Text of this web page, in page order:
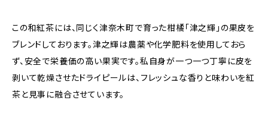
この和紅茶には、同じく津奈木町で育った柑橘「津之輝」の果皮を
ブレンドしております。津之輝は農薬や化学肥料を使用しておら
ず、安全で栄養価の高い果実です。私自身が一つ一つ丁寧に皮を
剥いて乾燥させたドライピールは、フレッシュな香りと味わいを紅
茶と見事に融合させています。